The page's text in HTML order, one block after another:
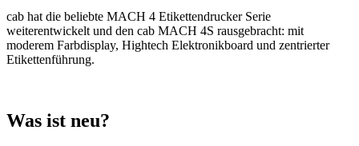
cab hat die beliebte MACH 4 Etikettendrucker Serie
weiterentwickelt und den cab MACH 4S rausgebracht: mit
moderem Farbdisplay, Hightech Elektronikboard und zentrierter
Etikettenführung.
Was ist neu?